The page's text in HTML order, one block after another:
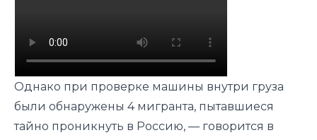
Однако при проверке машины внутри груза
были обнаружены 4 мигранта, пытавшиеся
тайно проникнуть в Россию, — говорится в